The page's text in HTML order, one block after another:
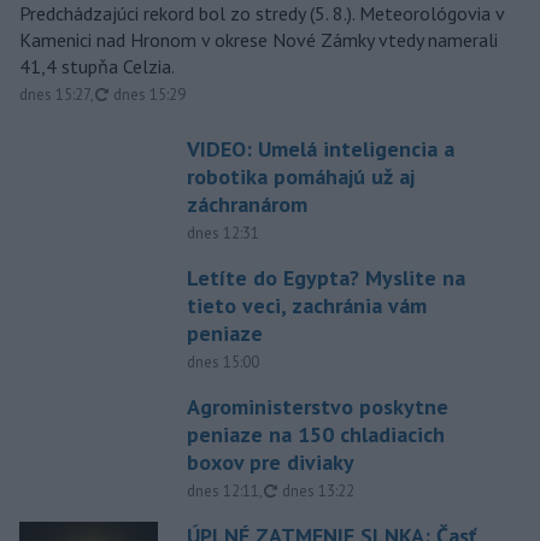
Predchádzajúci rekord bol zo stredy (5. 8.). Meteorológovia v
Kamenici nad Hronom v okrese Nové Zámky vtedy namerali
41,4 stupňa Celzia.
dnes 15:27, aktualizované
dnes 15:29
VIDEO: Umelá inteligencia a
robotika pomáhajú už aj
záchranárom
dnes 12:31
Letíte do Egypta? Myslite na
tieto veci, zachránia vám
peniaze
dnes 15:00
Agroministerstvo poskytne
peniaze na 150 chladiacich
boxov pre diviaky
dnes 12:11, aktualizované
dnes 13:22